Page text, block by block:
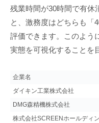
残業時間が30時間で有休
と、激務度はどちらも「
評価できます。このよう
実態を可視化することを
企業名
ダイキン工業株式会社
DMG森精機株式会社
株式会社SCREENホールディ